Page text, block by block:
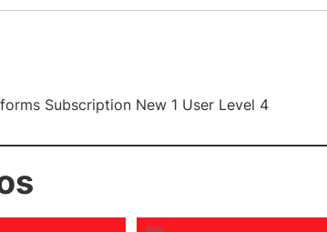
Subscription New 1 User Level 4